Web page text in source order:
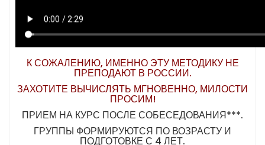
К СОЖАЛЕНИЮ, ИМЕННО ЭТУ МЕТОДИКУ НЕ
ПРЕПОДАЮТ В РОССИИ.
ЗАХОТИТЕ ВЫЧИСЛЯТЬ МГНОВЕННО, МИЛОСТИ
ПРОСИМ!
ПРИЕМ НА КУРС ПОСЛЕ СОБЕСЕДОВАНИЯ***.
ГРУППЫ ФОРМИРУЮТСЯ ПО ВОЗРАСТУ И
ПОДГОТОВКЕ С 4 ЛЕТ.